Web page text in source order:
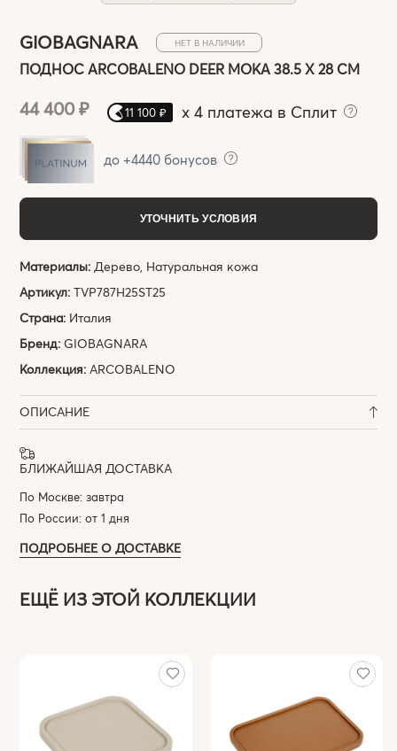
GIOBAGNARA НЕТ В НАЛИЧИИ
ПОДНОС ARCOBALENO DEER MOKA 38.5 X 28 СМ
44 400 ₽ 11 100 ₽ x 4 платежа в Сплит
до +4440 бонусов
УТОЧНИТЬ УСЛОВИЯ
Материалы: Дерево, Натуральная кожа
Артикул:TVP787H25ST25
Страна: Италия
Бренд:GIOBAGNARA
Коллекция: ARCOBALENO
ОПИСАНИЕ
БЛИЖАЙШАЯ ДОСТАВКА
По Москве: завтра
По России: от 1 дня
ПОДРОБНЕЕ О ДОСТАВКЕ
ЕЩЁ ИЗ ЭТОЙ КОЛЛЕКЦИИ